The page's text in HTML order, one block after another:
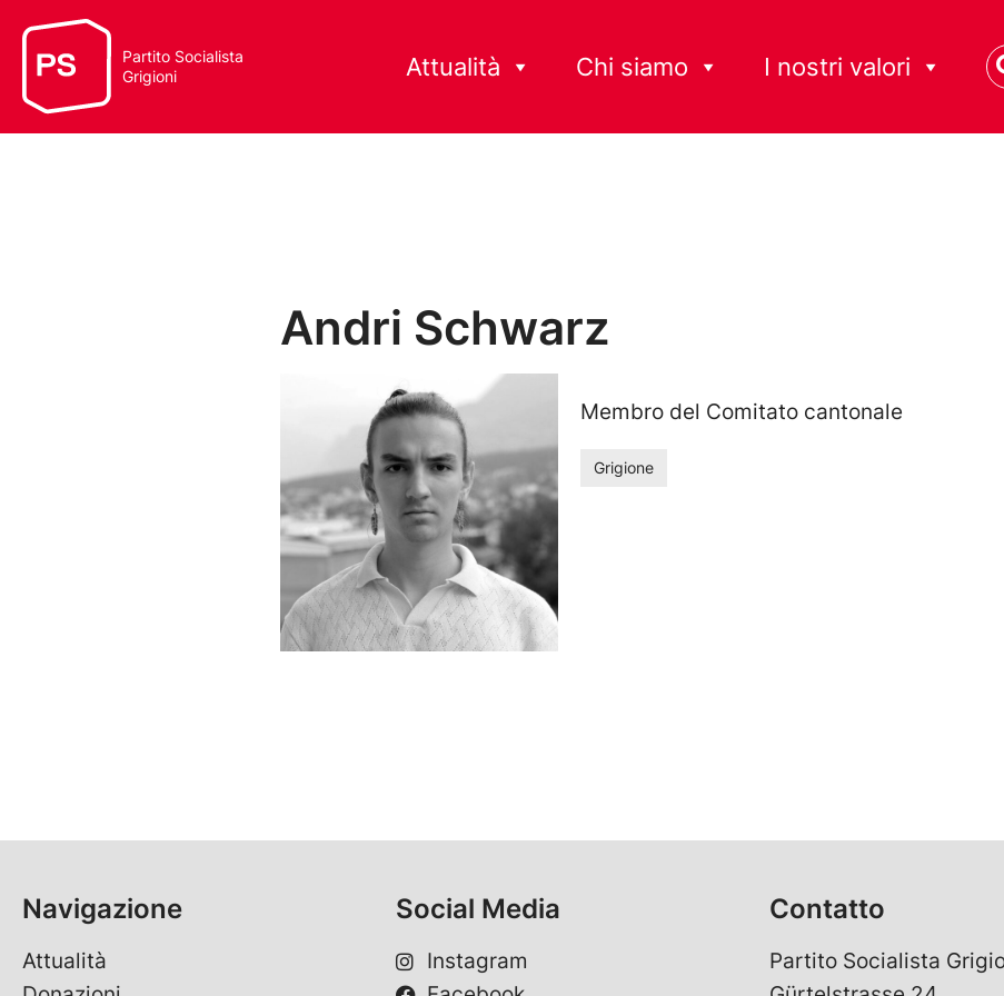
Partito Socialista
Grigioni
Attualità Chi siamo I nostri valori
Andri Schwarz
Membro del Comitato cantonale
Grigione
Navigazione
Attualità
Social Media
Instagram
Contatto
Partito Socialista